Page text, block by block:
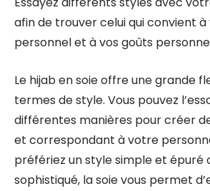
afin de trouver celui qui convient
personnel et à vos goûts
Le hijab en soie offre une grande
termes de style. Vous pouvez
différentes manières pour créer
et correspondant à votre
préfériez un style simple et épuré
sophistiqué, la soie vous permet